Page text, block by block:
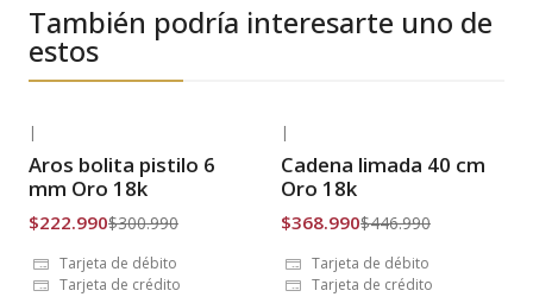
También podría interesarte uno de
estos
Envío Gratis
|
Aros bolita pistilo 6
mm Oro 18k
$222.990$300.990
Tarjeta de débito
Tarjeta de crédito
Envío Gratis
|
Cadena limada 40 cm
Oro 18k
$368.990$446.990
Tarjeta de débito
Tarjeta de crédito